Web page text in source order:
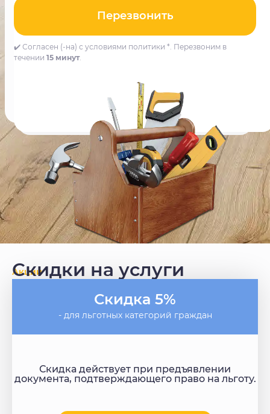
Перезвонить
✔️ Согласен (-на) с условиями политики *. Перезвоним в
течении 15 минут.
Акции
Скидки на услуги
Скидка 5%
- для льготных категорий граждан
Скидка действует при предъявлении
документа, подтверждающего право на льготу.